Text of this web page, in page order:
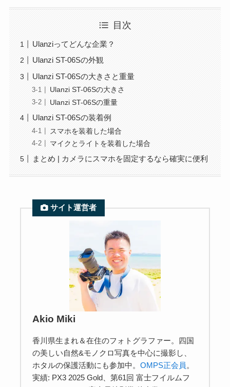
目次
Ulanziってどんな企業？
Ulanzi ST-06Sの外観
Ulanzi ST-06Sの大きさと重量
Ulanzi ST-06Sの大きさ
Ulanzi ST-06Sの重量
Ulanzi ST-06Sの装着例
スマホを装着した場合
マイクとライトを装着した場合
まとめ | カメラにスマホを固定するなら確実に便利
サイト運営者
Akio Miki
香川県生まれ＆在住のフォトグラファー。四国
の美しい自然&モノクロ写真を中心に撮影し、
ホタルの保護活動にも参加中。OMPS正会員 。
実績: PX3 2025 Gold、第61回 富士フイルムフ